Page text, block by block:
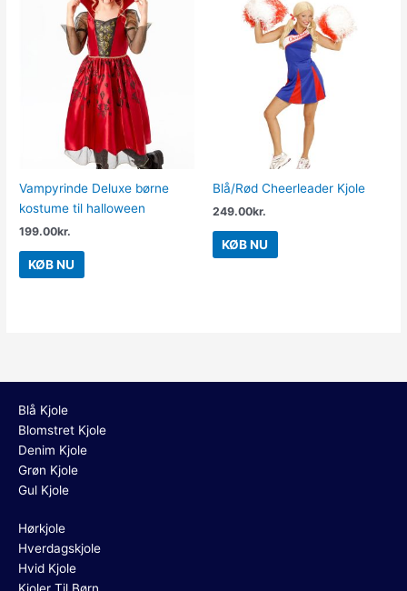
Vampyrinde Deluxe børne
kostume til halloween
199.00kr.
KØB NU
Blå/Rød Cheerleader Kjole
249.00kr.
KØB NU
Blå Kjole
Blomstret Kjole
Denim Kjole
Grøn Kjole
Gul Kjole
Hørkjole
Hverdagskjole
Hvid Kjole